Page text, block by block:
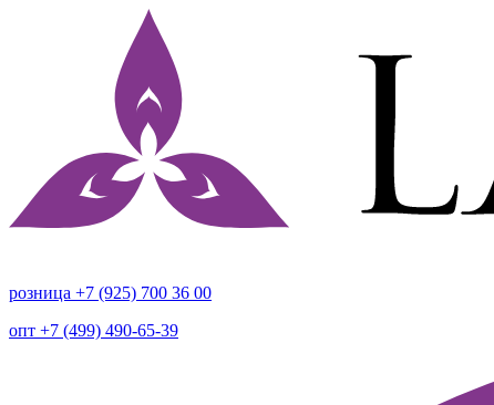
розница +7 (925) 700 36 00
опт +7 (499) 490-65-39